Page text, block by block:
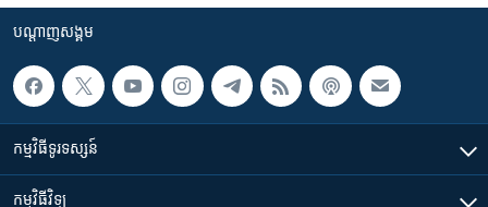
បណ្តាញ​សង្គម
កម្មវិធី​ទូរទស្សន៍
កម្មវិធី​វិទ្យុ